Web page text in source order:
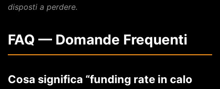
disposti a perdere.
FAQ — Domande Frequenti
Cosa significa “funding rate in calo